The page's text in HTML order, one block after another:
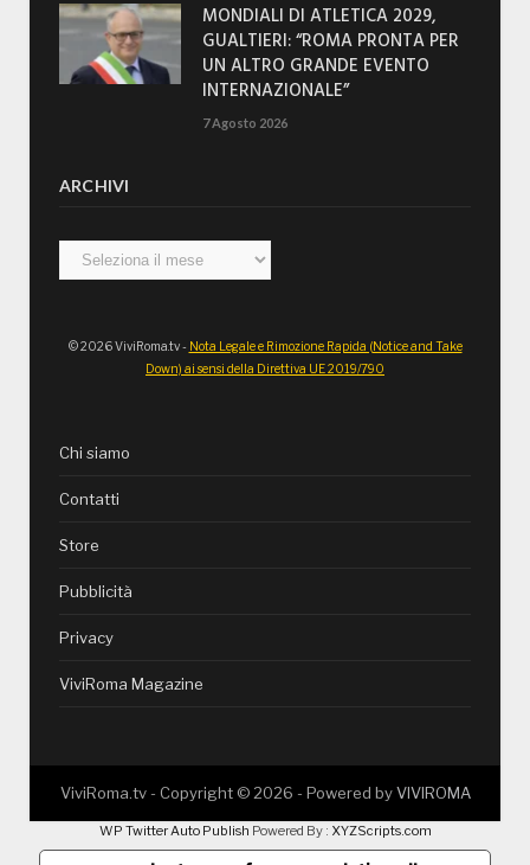
MONDIALI DI ATLETICA 2029,
GUALTIERI: “ROMA PRONTA PER
UN ALTRO GRANDE EVENTO
INTERNAZIONALE”
7 Agosto 2026
ARCHIVI
Archivi
© 2026 ViviRoma.tv - Nota Legale e Rimozione Rapida (Notice and Take
Down) ai sensi della Direttiva UE 2019/790
Chi siamo
Contatti
Store
Pubblicità
Privacy
ViviRoma Magazine
ViviRoma.tv - Copyright © 2026 - Powered byVIVIROMA
WP Twitter Auto Publish Powered By : XYZScripts.com